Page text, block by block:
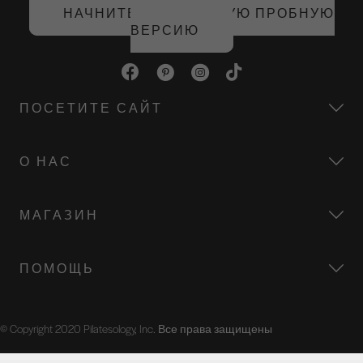
НАЧНИТЕ БЕСПЛАТНУЮ ПРОБНУЮ
ВЕРСИЮ
ПОСЕТИТЕ САЙТ
О НАС
МАГАЗИН
ПОМОЩЬ
© Copyright 2020 Pilatesology, Inc. Все права защищены